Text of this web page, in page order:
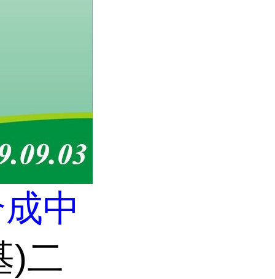
中
)二